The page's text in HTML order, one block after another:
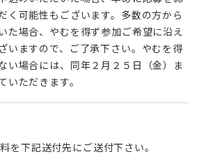
く可能性もございます。多数の方から
た場合、やむを得ず参加ご希望に沿え
いますので、ご了承下さい。やむを得
い場合には、同年２月２５日（金）ま
いただきます。
を下記送付先にご送付下さい。